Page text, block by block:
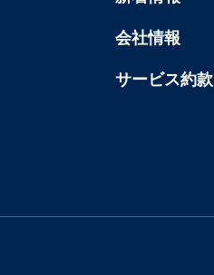
会社情報
サービス約款